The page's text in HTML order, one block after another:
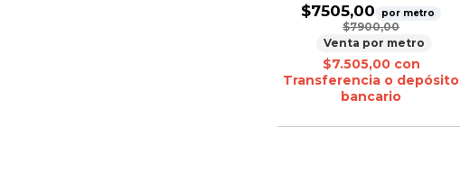
$7505,00 por metro
$7900,00
Venta por metro
$7.505,00 con
Transferencia o depósito
bancario